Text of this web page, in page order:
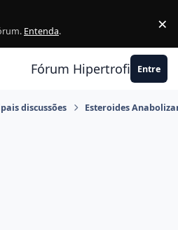
Entenda. ×
Fórum Hipertrofia.org
Entre
discussões Esteroides